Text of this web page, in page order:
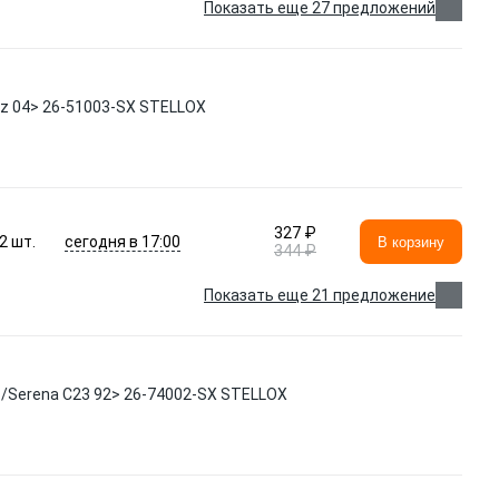
Показать еще 27 предложений
26-51003-SX STELLOX
шт. сегодня в 17:00
327 ₽
344 ₽
В корзину
Показать еще 21 предложение
C23 92> 26-74002-SX STELLOX